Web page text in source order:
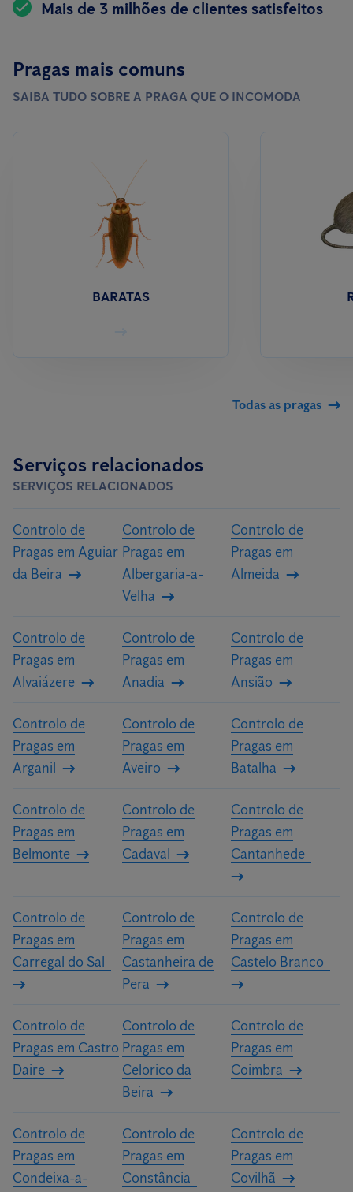
Mais de 3 milhões de clientes satisfeitos
Pragas mais comuns
SAIBA TUDO SOBRE A PRAGA QUE O INCOMODA
BARATAS
Todas as pragas
Serviços relacionados
SERVIÇOS RELACIONADOS
Controlo de
Pragas em Aguiar
da Beira
Controlo de
Pragas em
Albergaria-a-
Velha
Controlo de
Pragas em
Almeida
Controlo de
Pragas em
Alvaiázere
Controlo de
Pragas em
Anadia
Controlo de
Pragas em
Ansião
Controlo de
Pragas em
Arganil
Controlo de
Pragas em
Aveiro
Controlo de
Pragas em
Batalha
Controlo de
Pragas em
Belmonte
Controlo de
Pragas em
Cadaval
Controlo de
Pragas em
Cantanhede
Controlo de
Pragas em
Carregal do Sal
Controlo de
Pragas em
Castanheira de
Pera
Controlo de
Pragas em
Castelo Branco
Controlo de
Pragas em Castro
Daire
Controlo de
Pragas em
Celorico da
Beira
Controlo de
Pragas em
Coimbra
Controlo de
Pragas em
Condeixa-a-
Controlo de
Pragas em
Constância
Controlo de
Pragas em
Covilhã